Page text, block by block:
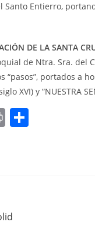
Santo Entierro,
DE LA SANTA
de Ntra. Sra. del
portados a
XVI) y “NUESTRA
Pr